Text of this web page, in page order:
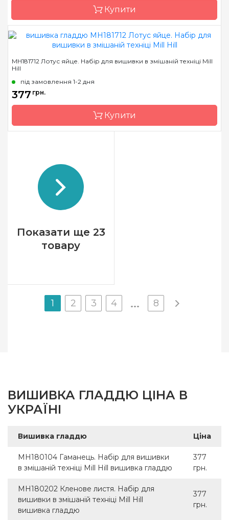
Купити
Країна виробник
Розмір
Канва
MH181712 Лотус яйце. Набір для вишивки в змішаній техніці Mill
Hill
під замовлення 1-2 дня
377 грн.
Купити
Країна виробник
Розмір
Показати ще 23
товару
1 2 3 4 ... 8
ВИШИВКА ГЛАДДЮ ЦІНА В
УКРАЇНІ
Вишивка гладдю Ціна
MH180104 Гаманець. Набір для вишивки
в змішаній техніці Mill Hill вишивка гладдю
377
грн.
MH180202 Кленове листя. Набір для
вишивки в змішаній техніці Mill Hill
вишивка гладдю
377
грн.